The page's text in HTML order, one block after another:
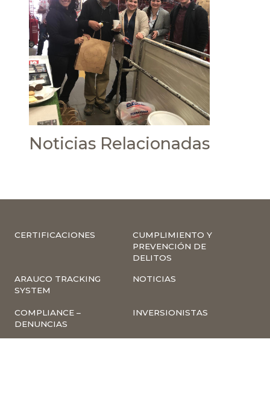
Noticias Relacionadas
CERTIFICACIONES
CUMPLIMIENTO Y
PREVENCIÓN DE
DELITOS
ARAUCO TRACKING
SYSTEM
NOTICIAS
COMPLIANCE –
DENUNCIAS
INVERSIONISTAS